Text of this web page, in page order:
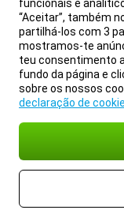
funcionais e
“Aceitar”, também
partilhá-los com 3
mostramos-te
teu consentimento
fundo da página e
sobre os nossos
declaração de